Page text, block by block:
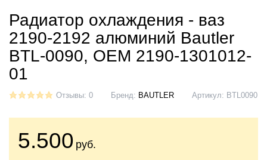
Радиатор охлаждения - ваз
2190-2192 алюминий Bautler
BTL-0090, OEM 2190-1301012-
01
Отзывы: 0 Бренд: BAUTLER Артикул: BTL0090
5.500 руб.